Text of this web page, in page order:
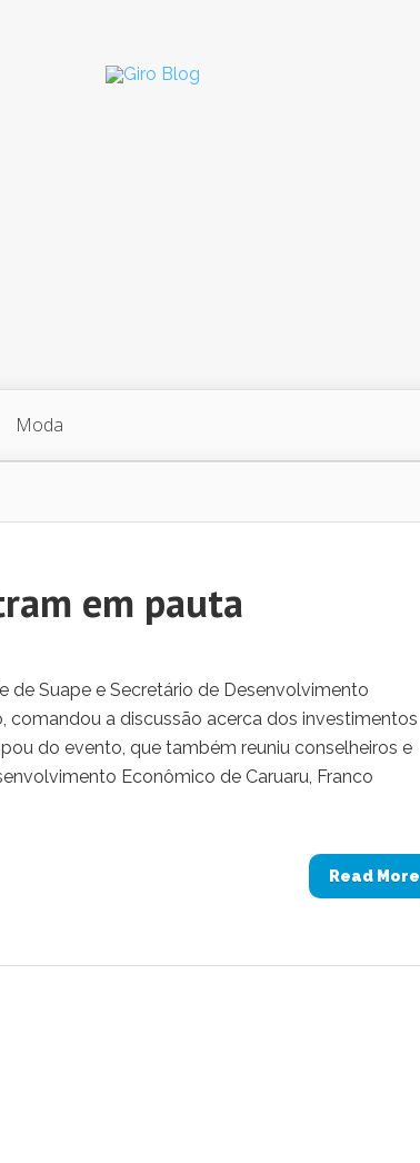
Moda
em pauta
de Suape e Secretário de Desenvolvimento
comandou a discussão acerca dos investimentos
do evento, que também reuniu conselheiros e
Econômico de Caruaru, Franco
Read More